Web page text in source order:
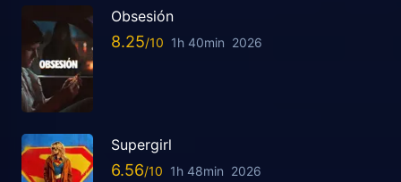
Obsesión
8.25 1h 40min 2026
Supergirl
6.56 1h 48min 2026